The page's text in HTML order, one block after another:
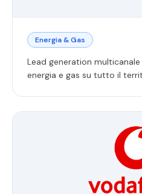
Energia & Gas
Lead generation
energia e gas su tutto il